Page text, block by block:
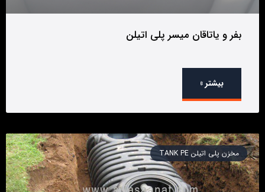
بفر و یاتاقان میسر پلی اتیلن
بیشتر »
مخزن پلی اتیلن TANK PE